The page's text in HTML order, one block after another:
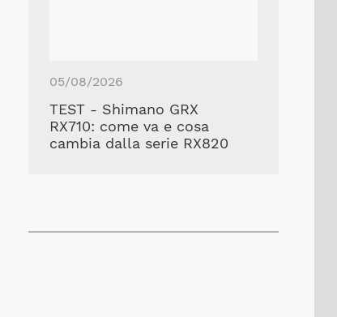
05/08/2026
TEST - Shimano GRX
RX710: come va e cosa
cambia dalla serie RX820